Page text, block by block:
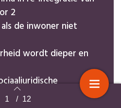
1 / 12
2
de inwoner niet
wordt dieper en
de loep